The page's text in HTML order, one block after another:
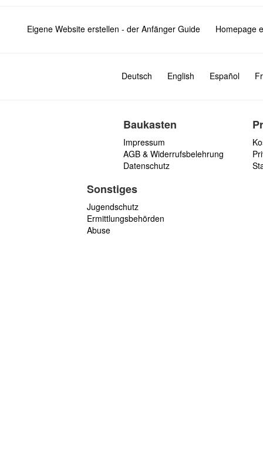
Eigene Website erstellen - der Anfänger Guide Homepage
Deutsch English Español
Baukasten
Impressum
AGB & Widerrufsbelehrung
Datenschutz
Sonstiges
Jugendschutz
Ermittlungsbehörden
Abuse